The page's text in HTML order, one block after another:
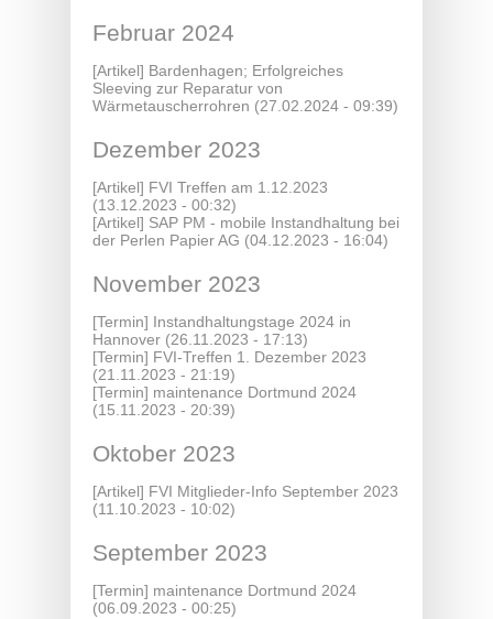
Februar 2024
[Artikel] Bardenhagen; Erfolgreiches
Sleeving zur Reparatur von
Wärmetauscherrohren (27.02.2024 - 09:39)
Dezember 2023
[Artikel] FVI Treffen am 1.12.2023
(13.12.2023 - 00:32)
[Artikel] SAP PM - mobile Instandhaltung bei
der Perlen Papier AG (04.12.2023 - 16:04)
November 2023
[Termin] Instandhaltungstage 2024 in
Hannover (26.11.2023 - 17:13)
[Termin] FVI-Treffen 1. Dezember 2023
(21.11.2023 - 21:19)
[Termin] maintenance Dortmund 2024
(15.11.2023 - 20:39)
Oktober 2023
[Artikel] FVI Mitglieder-Info September 2023
(11.10.2023 - 10:02)
September 2023
[Termin] maintenance Dortmund 2024
(06.09.2023 - 00:25)